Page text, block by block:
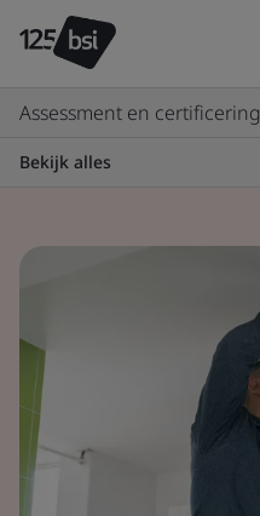
Assessment en certificering
Bekijk alles